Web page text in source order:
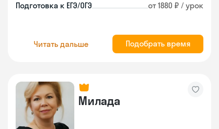
Подготовка к ЕГЭ/ОГЭ от 1880 ₽ / урок
Читать дальше Подобрать время
Милада